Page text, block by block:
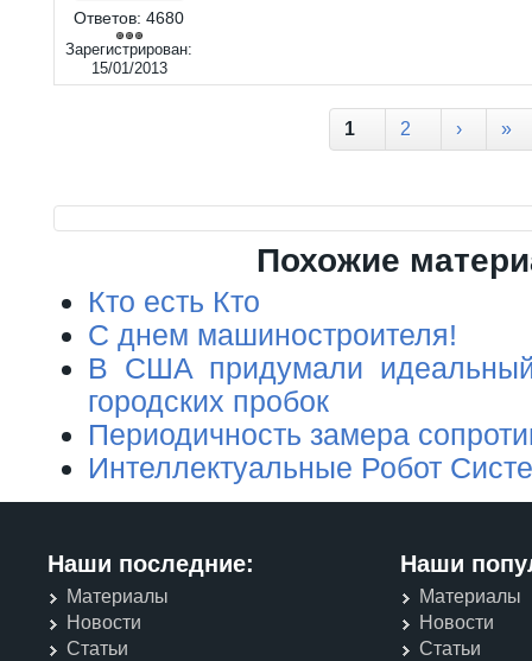
Ответов: 4680
Зарегистрирован:
15/01/2013
1 2 › »
Похожие
Кто есть Кто
С днем машиностроителя!
В США придумали
городских пробок
Периодичность замера
Интеллектуальные Робот
Наши последние:
Материалы
Новости
Статьи
Наши
Материалы
Новости
Статьи